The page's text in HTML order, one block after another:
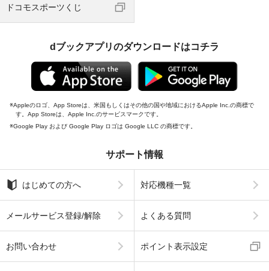
ドコモスポーツくじ
dブックアプリのダウンロードはコチラ
Appleのロゴ、App Storeは、米国もしくはその他の国や地域におけるApple Inc.の商標で
す。App Storeは、Apple Inc.のサービスマークです。
Google Play および Google Play ロゴは Google LLC の商標です。
サポート情報
はじめての方へ 対応機種一覧
メールサービス登録/解除 よくある質問
お問い合わせ ポイント表示設定